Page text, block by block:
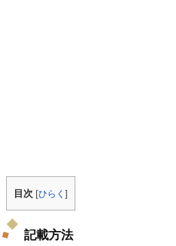
目次 [ひらく]
記載方法